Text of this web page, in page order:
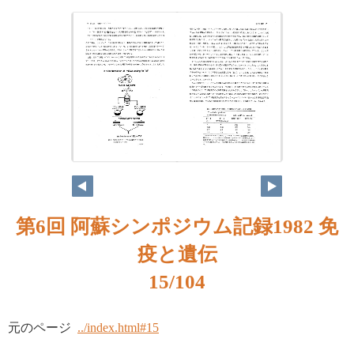
第6回 阿蘇シンポジウム記録1982 免
疫と遺伝
15/104
元のページ ../index.html#15